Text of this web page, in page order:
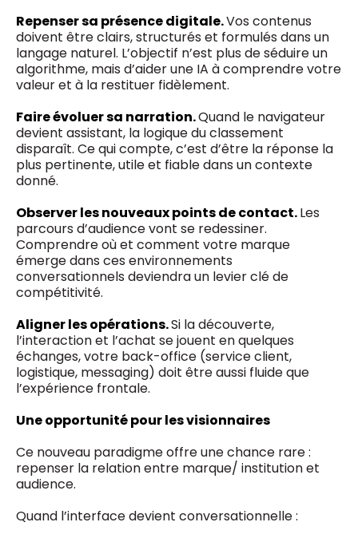
Repenser sa présence digitale.Vos contenus
doivent être clairs, structurés et formulés dans un
langage naturel. L’objectif n’est plus de séduire un
algorithme, mais d’aider une IA à comprendre votre
valeur et à la restituer fidèlement.
Faire évoluer sa narration.Quand le navigateur
devient assistant, la logique du classement
disparaît. Ce qui compte, c’est d’être la réponse la
plus pertinente, utile et fiable dans un contexte
donné.
Observer les nouveaux points de contact.Les
parcours d’audience vont se redessiner.
Comprendre où et comment votre marque
émerge dans ces environnements
conversationnels deviendra un levier clé de
compétitivité.
Aligner les opérations.Si la découverte,
l’interaction et l’achat se jouent en quelques
échanges, votre back-office (service client,
logistique, messaging) doit être aussi fluide que
l’expérience frontale.
Une opportunité pour les visionnaires
Ce nouveau paradigme offre une chance rare :
repenser la relation entre marque/ institution et
audience.
Quand l’interface devient conversationnelle :